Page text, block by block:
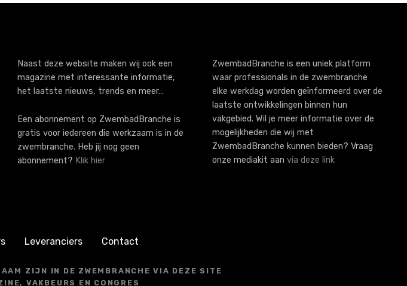
Naast deze website maken wij ook een
magazine met interessante informatie,
het laatste nieuws, trends en meer…
Een abonnement op ZwembadBranche is
gratis voor iedereen die werkzaam is in de
zwembranche. Heb jij nog geen
abonnement? Klik hier
ZwembadBranche is een uniek platform
waar professionals in de zwembranche
elke werkdag worden geïnformeerd over de
laatste ontwikkelingen binnen hun
vakgebied. Wil je meer informatie over de
mogelijkheden die wij met
ZwembadBranche kunnen bieden? Vraag
onze mediakit aan via deze link
Leveranciers Contact
ZIJN IN DE ZWEMBRANCHE VIA DEZE SITE
VAKBEURS EN CONGRES